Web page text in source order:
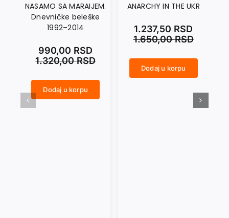
NASAMO SA MARAIJEM.
Dnevničke beleške
1992–2014
1.320,00RSD
990,00 RSD
Dodaj u korpu
ANARCHY IN THE UKR
1.650,00RSD
1.237,50 RSD
Dodaj u korpu